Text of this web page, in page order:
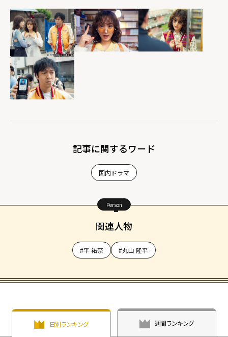
記事に関するワード
国内ドラマ
Person
関連人物
#平 祐奈 #丸山 隆平
日別ランキング 週間ランキング